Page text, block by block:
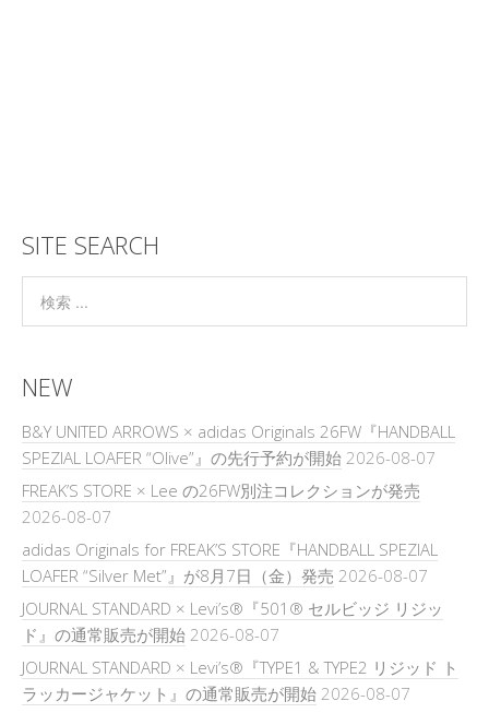
SITE SEARCH
NEW
B&Y UNITED ARROWS × adidas Originals 26FW『HANDBALL
SPEZIAL LOAFER “Olive”』の先行予約が開始 2026-08-07
FREAK’S STORE × Lee の26FW別注コレクションが発売
2026-08-07
adidas Originals for FREAK’S STORE『HANDBALL SPEZIAL
LOAFER “Silver Met”』が8月7日（金）発売 2026-08-07
JOURNAL STANDARD × Levi’s®『501® セルビッジ リジッ
ド』の通常販売が開始 2026-08-07
JOURNAL STANDARD × Levi’s®『TYPE1 & TYPE2 リジッド ト
ラッカージャケット』の通常販売が開始 2026-08-07